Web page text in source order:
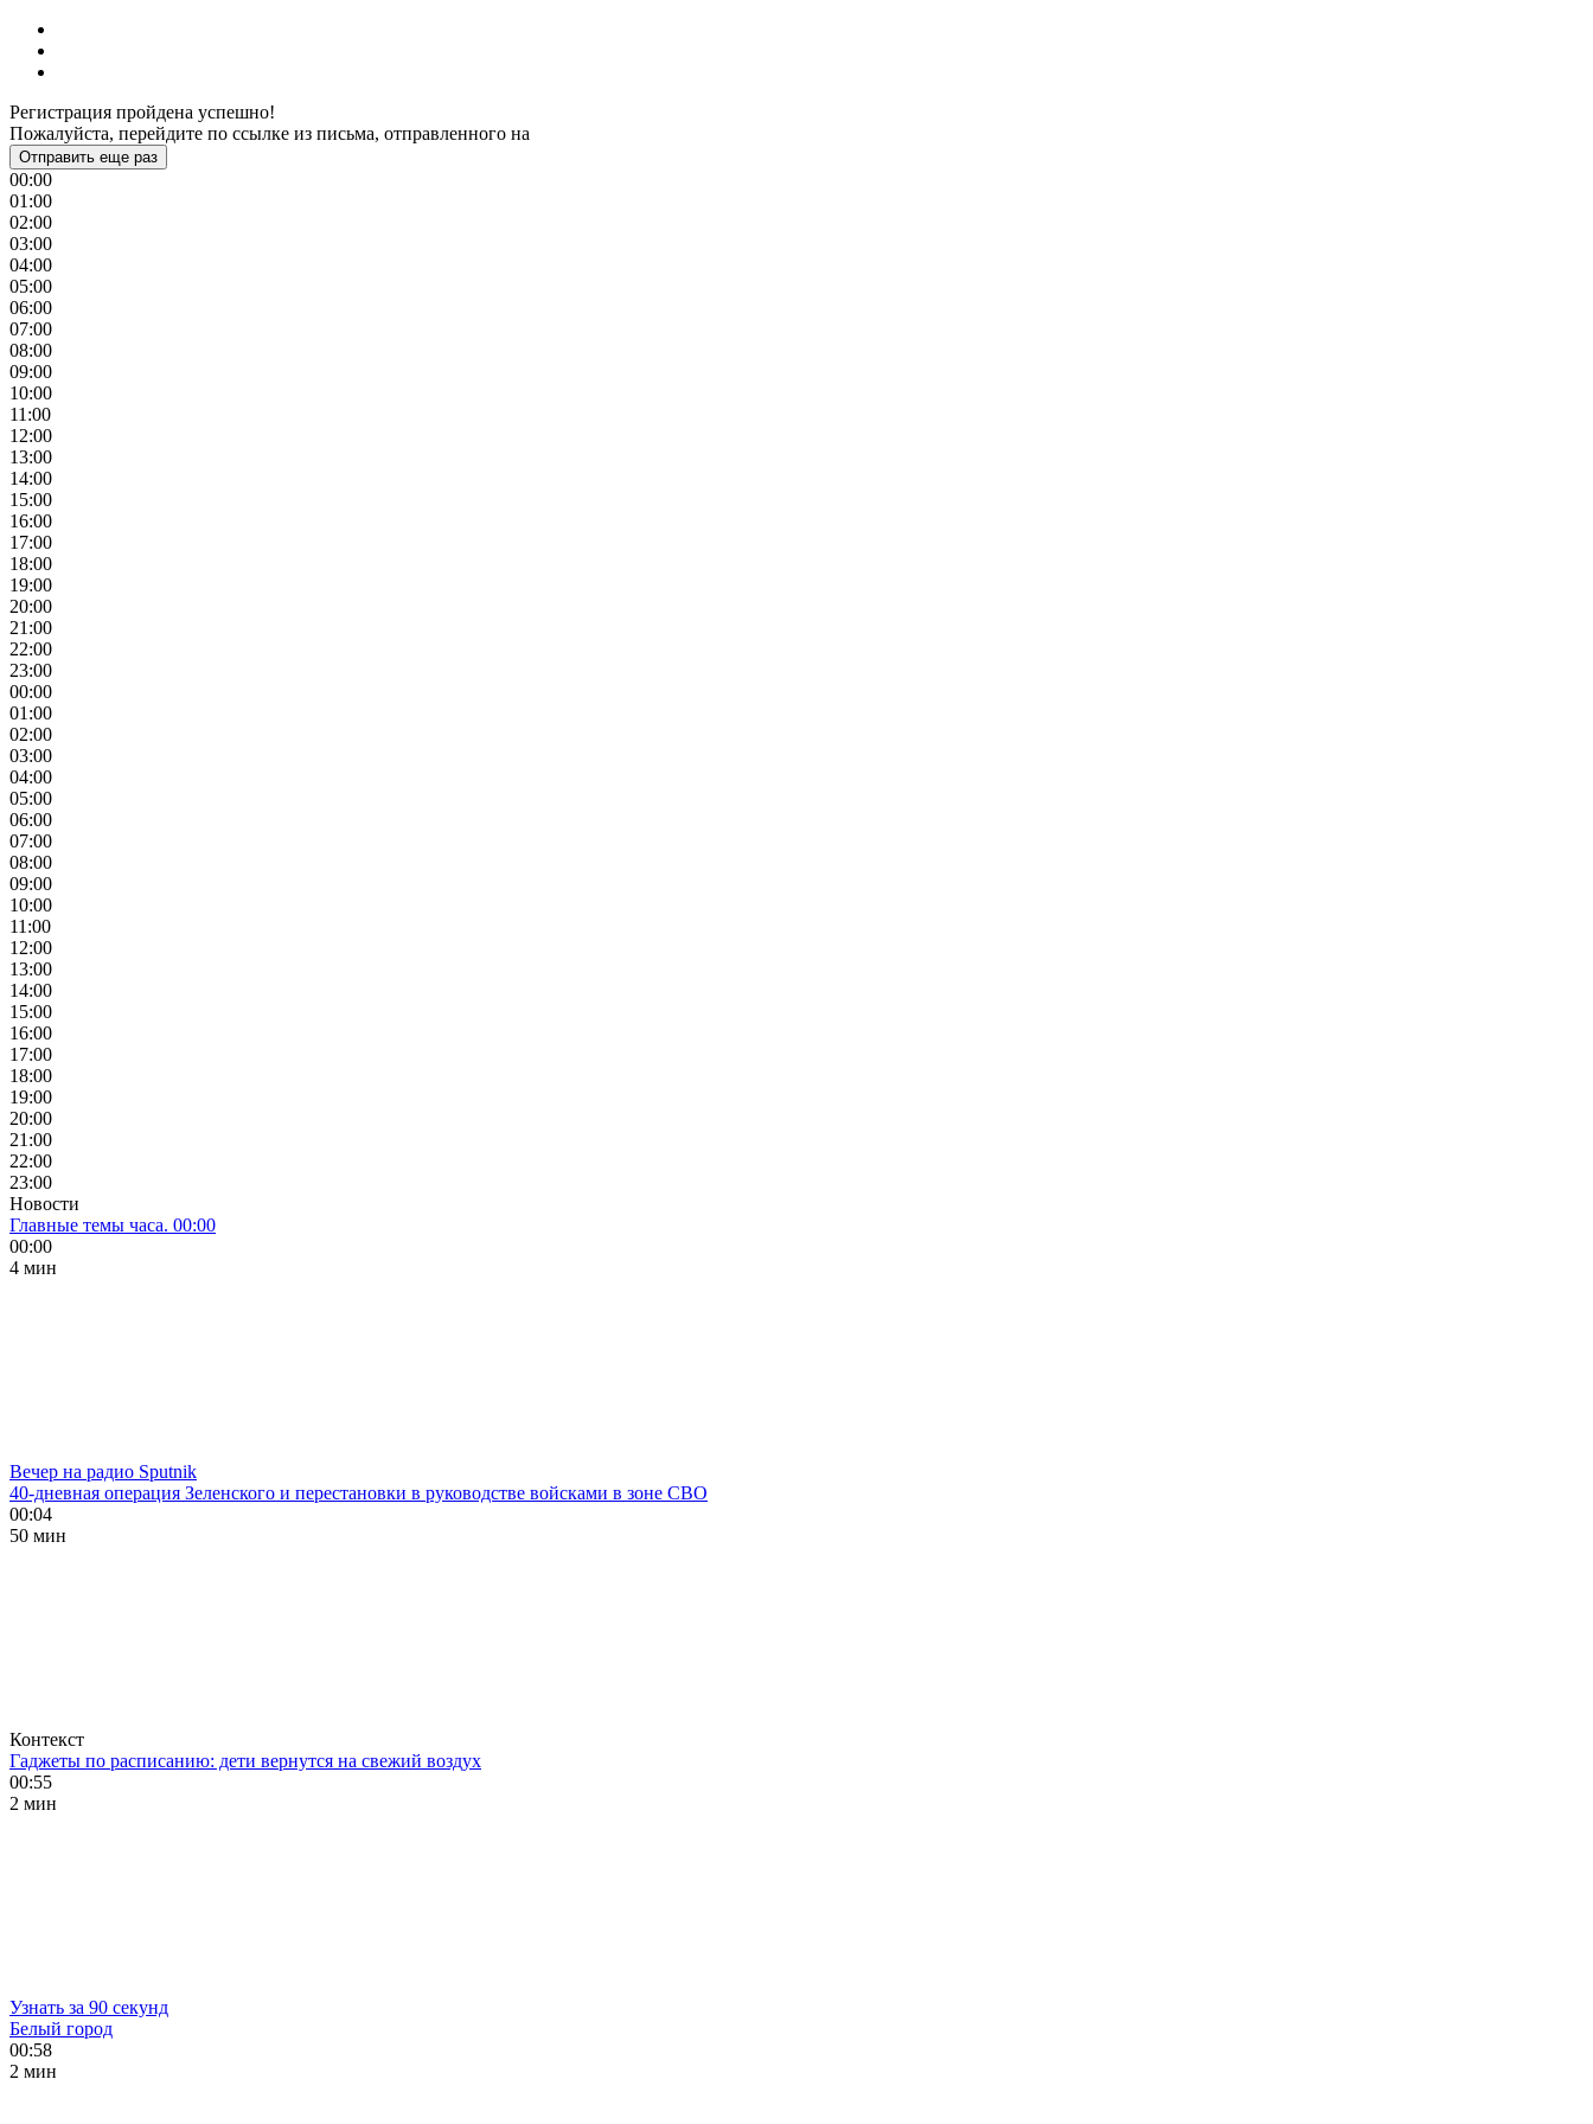
Регистрация пройдена успешно!
Пожалуйста, перейдите по ссылке из письма, отправленного на
Отправить еще раз
00:00
01:00
02:00
03:00
04:00
05:00
06:00
07:00
08:00
09:00
10:00
11:00
12:00
13:00
14:00
15:00
16:00
17:00
18:00
19:00
20:00
21:00
22:00
23:00
00:00
01:00
02:00
03:00
04:00
05:00
06:00
07:00
08:00
09:00
10:00
11:00
12:00
13:00
14:00
15:00
16:00
17:00
18:00
19:00
20:00
21:00
22:00
23:00
Новости
Главные темы часа. 00:00
00:00
4 мин
Вечер на радио Sputnik
40-дневная операция Зеленского и перестановки в руководстве войсками в зоне СВО
00:04
50 мин
Контекст
Гаджеты по расписанию: дети вернутся на свежий воздух
00:55
2 мин
Узнать за 90 секунд
Белый город
00:58
2 мин